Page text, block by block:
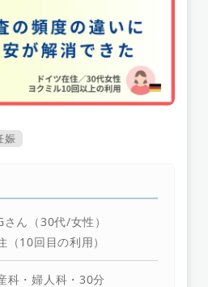
娠
ん（30代/女性）
（10回目の利用）
科・婦人科・30分